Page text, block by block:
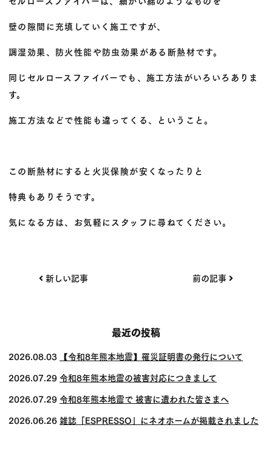
壁の隙間に充填していく施工ですが、
調湿効果、防火性能や防虫効果がある断熱材です。
同じセルロースファイバーでも、施工方法がいろいろありま
す。
施工方法などで性能も違ってくる、ということ。
この断熱材にすると火災保険が安くなったりと
特典もありそうです。
気になる方は、お気軽にスタッフに尋ねてください。
投
ゲー
ショ
ン
前の記事
新しい記事
最近の投稿
2026.08.03 【令和8年熊本地震】罹災証明書の発行について
2026.07.29令和8年熊本地震の被害対応につきまして
2026.07.29令和8年熊本地震で 被害に遭われた皆さまへ
2026.06.26雑誌「ESPRESSO」にネオホームが掲載されました